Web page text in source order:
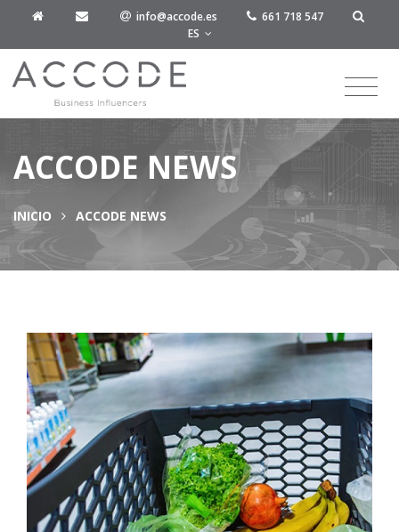
info@accode.es
661 718 547
ES
ACCODE NEWS
INICIO ACCODE NEWS